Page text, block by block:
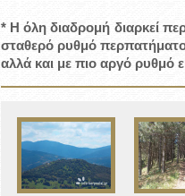
* Η όλη διαδρομή διαρκεί
σταθερό ρυθμό
αλλά και με πιο αργό ρυθμό